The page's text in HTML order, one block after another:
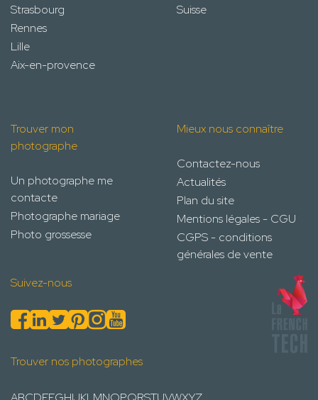
Strasbourg
Rennes
Lille
Aix-en-provence
Suisse
Trouver mon
photographe
Un photographe me
contacte
Photographe mariage
Photo grossesse
Mieux nous connaître
Contactez-nous
Actualités
Plan du site
Mentions légales - CGU
CGPS - conditions
générales de vente
Suivez-nous
Trouver nos photographes